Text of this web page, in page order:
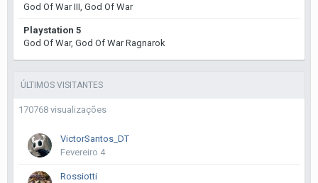
God Of War III, God Of War
Playstation 5
God Of War, God Of War Ragnarok
ÚLTIMOS VISITANTES
170768 visualizações
VictorSantos_DT
Fevereiro 4
Rossiotti